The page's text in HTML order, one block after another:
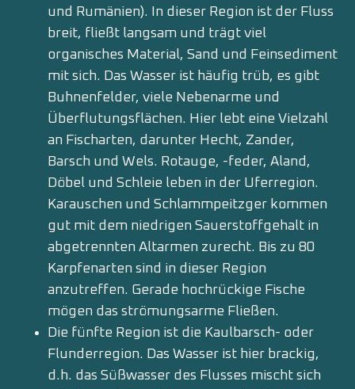
und Rumänien). In dieser Region ist der Fluss
breit, fließt langsam und trägt viel
organisches Material, Sand und Feinsediment
mit sich. Das Wasser ist häufig trüb, es gibt
Buhnenfelder, viele Nebenarme und
Überflutungsflächen. Hier lebt eine Vielzahl
an Fischarten, darunter Hecht, Zander,
Barsch und Wels. Rotauge, -feder, Aland,
Döbel und Schleie leben in der Uferregion.
Karauschen und Schlammpeitzger kommen
gut mit dem niedrigen Sauerstoffgehalt in
abgetrennten Altarmen zurecht. Bis zu 80
Karpfenarten sind in dieser Region
anzutreffen. Gerade hochrückige Fische
mögen das strömungsarme Fließen.
Die fünfte Region ist die Kaulbarsch- oder
Flunderregion. Das Wasser ist hier brackig,
d.h. das Süßwasser des Flusses mischt sich